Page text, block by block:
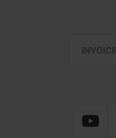
Web Support